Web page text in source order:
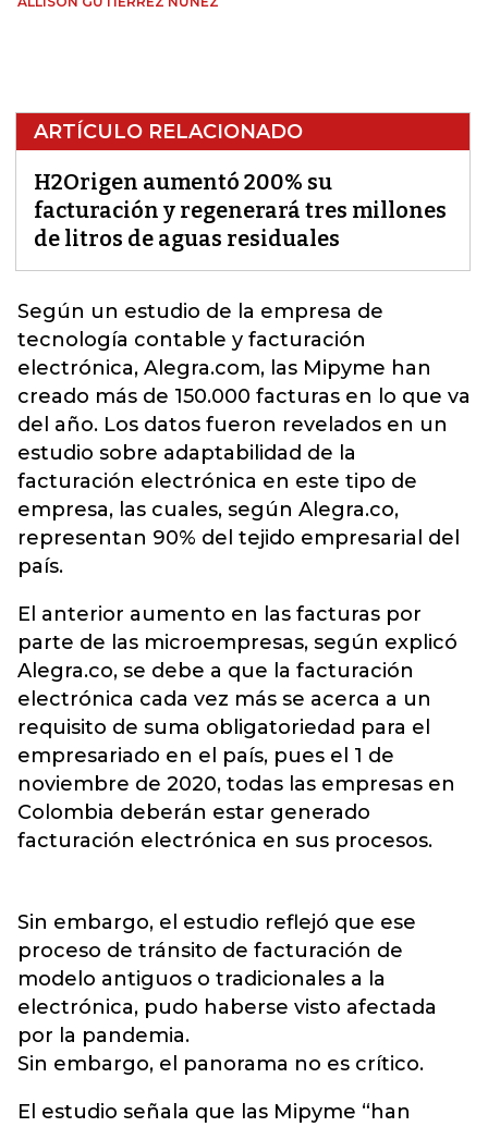
ARTÍCULO RELACIONADO
H2Origen aumentó 200% su
facturación y regenerará tres millones
de litros de aguas residuales
Según un estudio de la empresa de
tecnología contable y facturación
electrónica, Alegra.com, las Mipyme han
creado más de 150.000 facturas en lo que va
del año. Los datos fueron revelados en un
estudio sobre adaptabilidad de la
facturación electrónica en este tipo de
empresa, las cuales, según Alegra.co,
representan 90% del tejido empresarial del
país.
El anterior aumento en las facturas por
parte de las microempresas, según explicó
Alegra.co, se debe a que la facturación
electrónica cada vez más se acerca a un
requisito de suma obligatoriedad para el
empresariado en el país, pues el 1 de
noviembre de 2020, todas las empresas en
Colombia deberán estar generado
facturación electrónica en sus procesos.
Sin embargo, el estudio reflejó que ese
proceso de tránsito de facturación de
modelo antiguos o tradicionales a la
electrónica, pudo haberse visto afectada
por la pandemia.
Sin embargo, el panorama no es crítico.
El estudio señala que las Mipyme “han